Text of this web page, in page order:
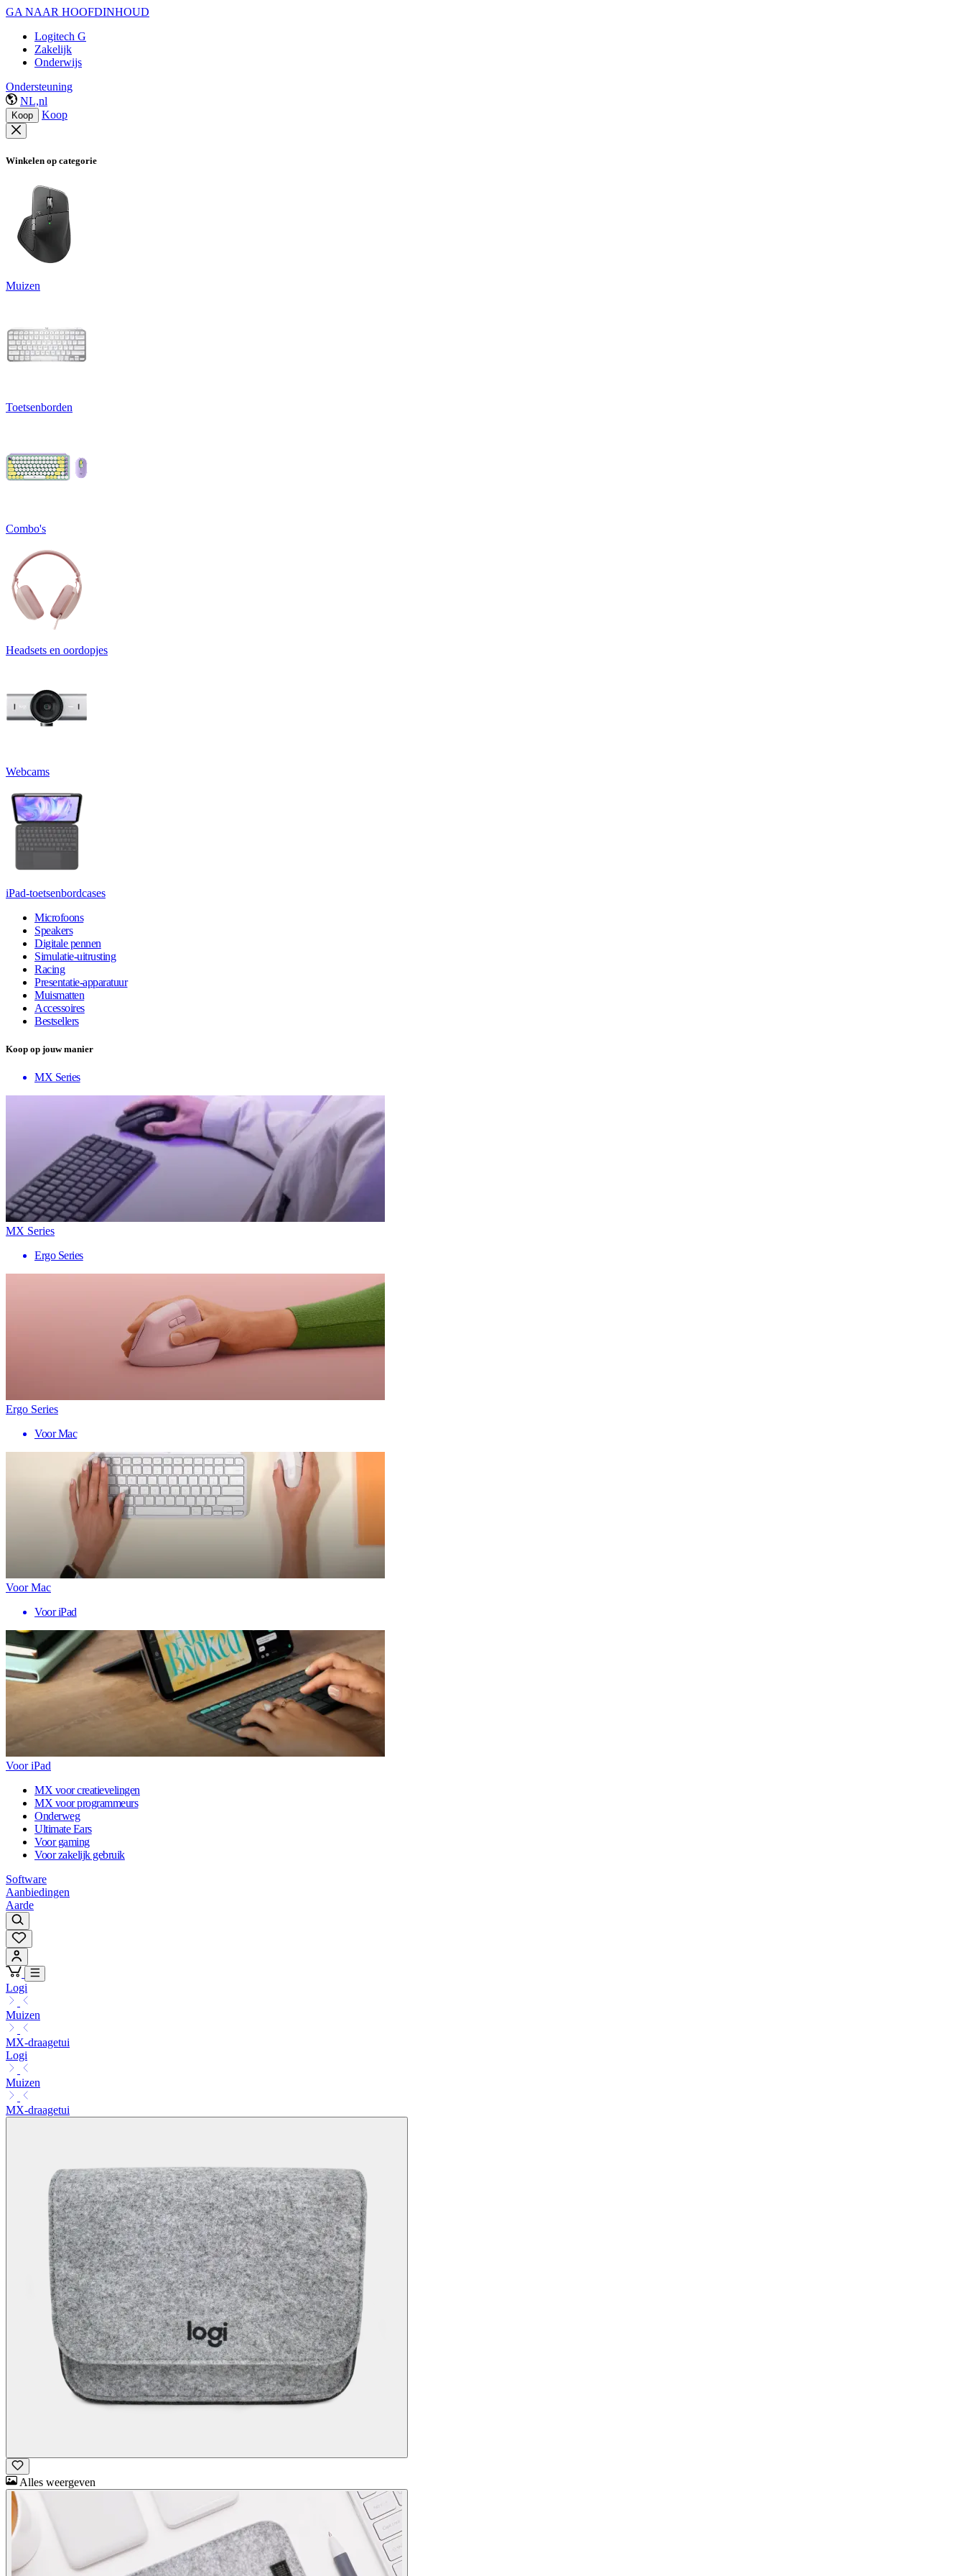
GA NAAR HOOFDINHOUD
Logitech G
Zakelijk
Onderwijs
Ondersteuning
NL,nl
Koop Koop
Winkelen op categorie
Muizen
Toetsenborden
Combo's
Headsets en oordopjes
Webcams
iPad-toetsenbordcases
Microfoons
Speakers
Digitale pennen
Simulatie-uitrusting
Racing
Presentatie-apparatuur
Muismatten
Accessoires
Bestsellers
Koop op jouw manier
MX Series
MX Series
Ergo Series
Ergo Series
Voor Mac
Voor Mac
Voor iPad
Voor iPad
MX voor creatievelingen
MX voor programmeurs
Onderweg
Ultimate Ears
Voor gaming
Voor zakelijk gebruik
Software
Aanbiedingen
Aarde
Logi
Muizen
MX-draagetui
Logi
Muizen
MX-draagetui
Alles weergeven